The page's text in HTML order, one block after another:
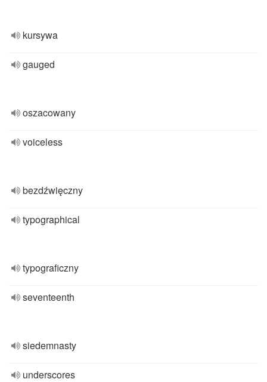
kursywa
gauged
oszacowany
voiceless
bezdźwięczny
typographical
typograficzny
seventeenth
siedemnasty
underscores